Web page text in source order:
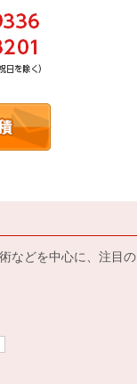
などを中心に、注目